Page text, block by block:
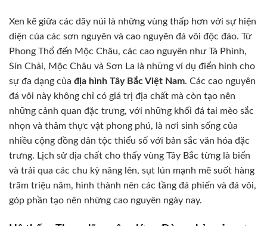
Xen kẽ giữa các dãy núi là những vùng thấp hơn với sự hiện
diện của các sơn nguyên và cao nguyên đá vôi độc đáo. Từ
Phong Thổ đến Mộc Châu, các cao nguyên như Tà Phình,
Sín Chải, Mộc Châu và Sơn La là những ví dụ điển hình cho
sự đa dạng của địa hình Tây Bắc Việt Nam. Các cao nguyên
đá vôi này không chỉ có giá trị địa chất mà còn tạo nên
những cảnh quan đặc trưng, với những khối đá tai mèo sắc
nhọn và thảm thực vật phong phú, là nơi sinh sống của
nhiều cộng đồng dân tộc thiểu số với bản sắc văn hóa đặc
trưng. Lịch sử địa chất cho thấy vùng Tây Bắc từng là biển
và trải qua các chu kỳ nâng lên, sụt lún mạnh mẽ suốt hàng
trăm triệu năm, hình thành nên các tầng đá phiến và đá vôi,
góp phần tạo nên những cao nguyên ngày nay.